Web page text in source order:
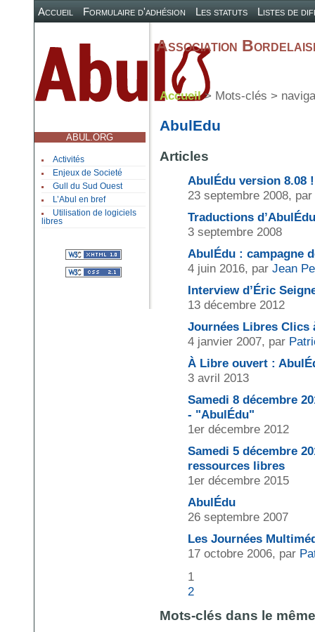
Accueil Formulaire d'adhésion Les statuts Listes de
ABUL.ORG
Activités
Enjeux de Societé
Gull du Sud Ouest
L’Abul en bref
Utilisation de logiciels
libres
Association
Accueil> Mots-clés >
AbulEdu
Articles
AbulÉdu version 8.08 !
23 septembre 2008, par
Traductions
3 septembre 2008
AbulÉdu : campagne
4 juin 2016, par Jean
Interview d’Éric
13 décembre 2012
Journées Libres Clics
4 janvier 2007, par
À Libre ouvert :
3 avril 2013
Samedi 8 décembre
- "AbulÉdu"
1er décembre 2012
Samedi 5 décembre
ressources libres
1er décembre 2015
AbulÉdu
26 septembre 2007
Les Journées
17 octobre 2006, par
1
2
Mots-clés dans le